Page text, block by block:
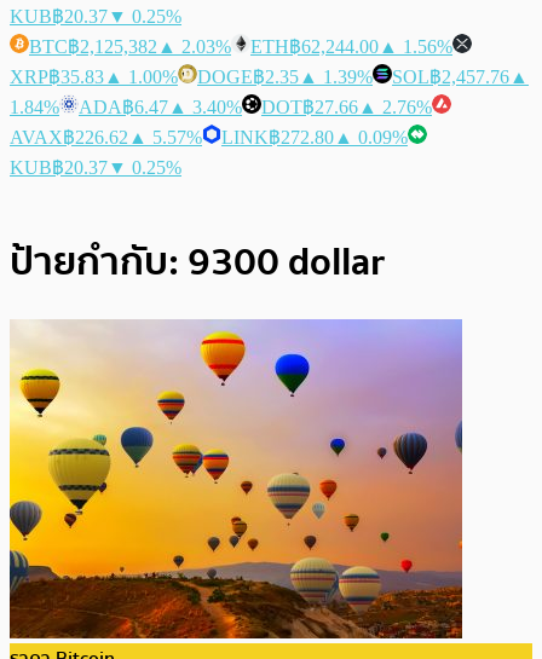
KUB฿20.37▼ 0.25%
BTC฿2,125,382 ▲ 2.03% ETH฿62,244.00 ▲ 1.56%
XRP฿35.83 ▲ 1.00% DOGE฿2.35 ▲ 1.39% SOL฿2,457.76 ▲
1.84%
ADA฿6.47 ▲ 3.40% DOT฿27.66 ▲ 2.76%
AVAX฿226.62 ▲ 5.57% LINK฿272.80 ▲ 0.09%
KUB฿20.37▼ 0.25%
ป้ายกำกับ: 9300 dollar